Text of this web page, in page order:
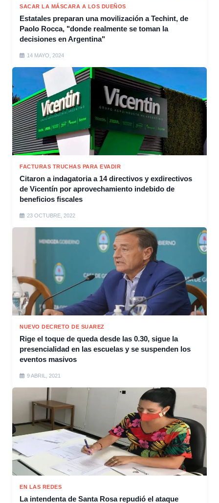
SACAR LA MÁSCARA A LOS DUEÑOS
Estatales preparan una movilización a Techint, de
Paolo Rocca, "donde realmente se toman la
decisiones en Argentina"
14 MAYO, 2024
FACTURAS TRUCHAS PARA EVADIR
Citaron a indagatoria a 14 directivos y exdirectivos
de Vicentín por aprovechamiento indebido de
beneficios fiscales
23 OCTUBRE, 2022
NUEVO DECRETO DE SUAREZ
Rige el toque de queda desde las 0.30, sigue la
presencialidad en las escuelas y se suspenden los
eventos masivos
9 ABRIL, 2021
EN LAS REDES
La intendenta de Santa Rosa repudió el ataque